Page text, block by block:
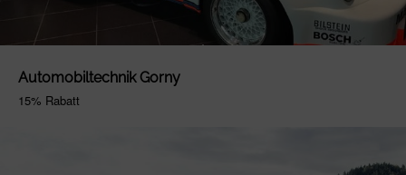
Automobiltechnik Gorny
15% Rabatt